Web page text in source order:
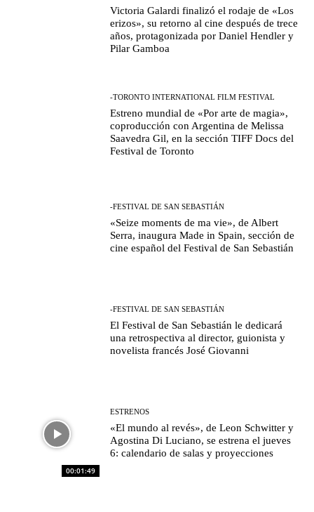
Victoria Galardi finalizó el rodaje de «Los
erizos», su retorno al cine después de trece
años, protagonizada por Daniel Hendler y
Pilar Gamboa
-TORONTO INTERNATIONAL FILM FESTIVAL
Estreno mundial de «Por arte de magia»,
coproducción con Argentina de Melissa
Saavedra Gil, en la sección TIFF Docs del
Festival de Toronto
-FESTIVAL DE SAN SEBASTIÁN
«Seize moments de ma vie», de Albert
Serra, inaugura Made in Spain, sección de
cine español del Festival de San Sebastián
-FESTIVAL DE SAN SEBASTIÁN
El Festival de San Sebastián le dedicará
una retrospectiva al director, guionista y
novelista francés José Giovanni
00:01:49
ESTRENOS
«El mundo al revés», de Leon Schwitter y
Agostina Di Luciano, se estrena el jueves
6: calendario de salas y proyecciones